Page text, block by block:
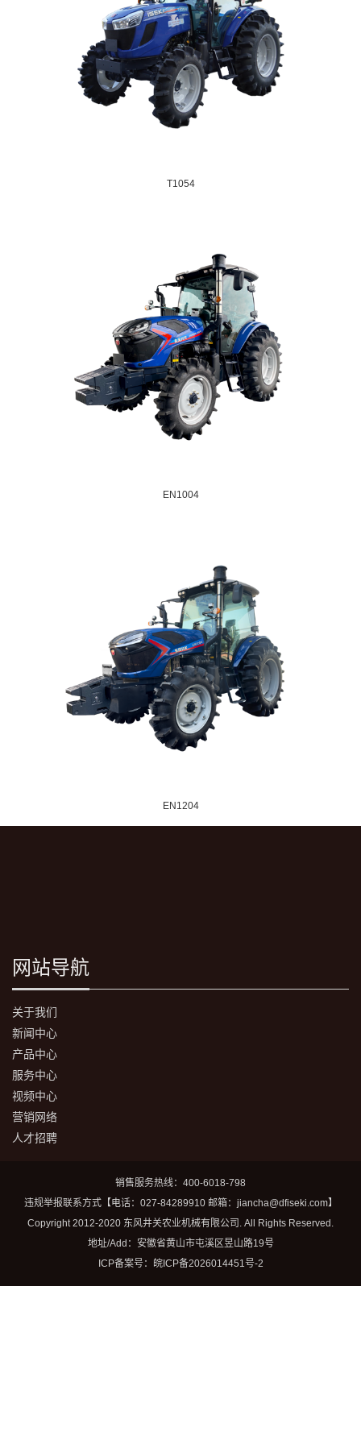
T1054
EN1004
EN1204
网站导航
关于我们
新闻中心
产品中心
服务中心
视频中心
营销网络
人才招聘
销售服务热线：400-6018-798
违规举报联系方式【电话：027-84289910 邮箱：jiancha@dfiseki.com】
Copyright 2012-2020 东风井关农业机械有限公司. All Rights Reserved.
地址/Add：安徽省黄山市屯溪区昱山路19号
ICP备案号：
皖ICP备2026014451号-2